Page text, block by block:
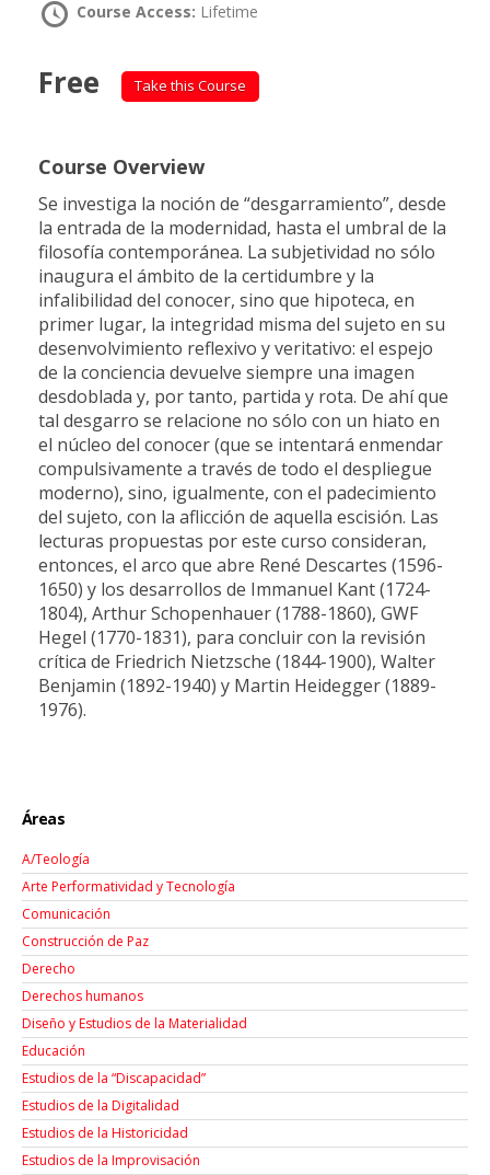
Course Access: Lifetime
Free Take this Course
Course Overview
Se investiga la noción de “desgarramiento”, desde
la entrada de la modernidad, hasta el umbral de la
filosofía contemporánea. La subjetividad no sólo
inaugura el ámbito de la certidumbre y la
infalibilidad del conocer, sino que hipoteca, en
primer lugar, la integridad misma del sujeto en su
desenvolvimiento reflexivo y veritativo: el espejo
de la conciencia devuelve siempre una imagen
desdoblada y, por tanto, partida y rota. De ahí que
tal desgarro se relacione no sólo con un hiato en
el núcleo del conocer (que se intentará enmendar
compulsivamente a través de todo el despliegue
moderno), sino, igualmente, con el padecimiento
del sujeto, con la aflicción de aquella escisión. Las
lecturas propuestas por este curso consideran,
entonces, el arco que abre René Descartes (1596-
1650) y los desarrollos de Immanuel Kant (1724-
1804), Arthur Schopenhauer (1788-1860), GWF
Hegel (1770-1831), para concluir con la revisión
crítica de Friedrich Nietzsche (1844-1900), Walter
Benjamin (1892-1940) y Martin Heidegger (1889-
1976).
Áreas
A/Teología
Arte Performatividad y Tecnología
Comunicación
Construcción de Paz
Derecho
Derechos humanos
Diseño y Estudios de la Materialidad
Educación
Estudios de la “Discapacidad”
Estudios de la Digitalidad
Estudios de la Historicidad
Estudios de la Improvisación